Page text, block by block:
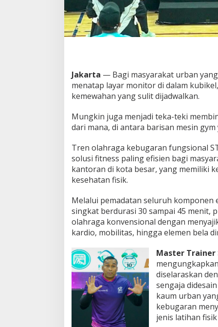
a
t
O
t
a
r
d
o
,
&
o
k
u
s
a
k
d
i
S
N
G
N
a
t
Jakarta — Bagi masyarakat urban
menatap layar monitor di dalam
kemewahan yang sulit dijadwalkan.
Mungkin juga menjadi teka-teki
dari mana, di antara barisan mesin
Tren olahraga kebugaran fungsional
solusi fitness paling efisien bagi
kantoran di kota besar, yang memiliki
kesehatan fisik.
Melalui pemadatan seluruh komponen
singkat berdurasi 30 sampai 45 menit,
olahraga konvensional dengan
kardio, mobilitas, hingga elemen bela
Master Trainer
diselaraskan
sengaja
kaum urban
kebugaran
jenis latihan